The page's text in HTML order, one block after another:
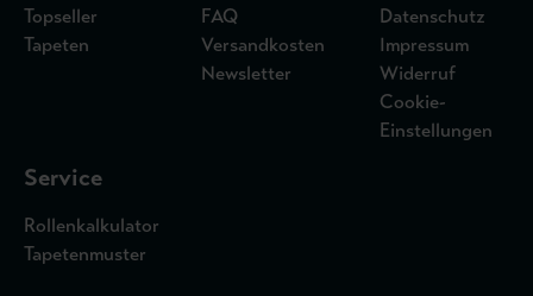
Topseller
Tapeten
FAQ
Versandkosten
Newsletter
Datenschutz
Impressum
Widerruf
Cookie-
Einstellungen
Service
Rollenkalkulator
Tapetenmuster